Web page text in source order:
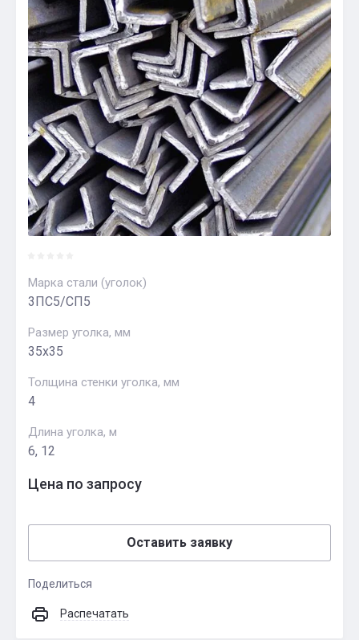
Марка стали (уголок)
3ПС5/СП5
Размер уголка, мм
35х35
Толщина стенки уголка, мм
4
Длина уголка, м
6, 12
Цена по запросу
Оставить заявку
Поделиться
Распечатать